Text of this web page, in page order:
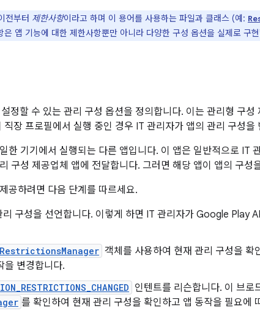
전부터 제한사항이라고 하며 이 용어를 사용하는 파일과 클래스 (예:
은 앱 기능에 대한 제한사항뿐만 아니라 다양한 구성 옵션을 실제로 구
정할 수 있는 관리 구성 옵션을 정의합니다. 이는 관리형 구성
장 프로필에서 실행 중인 경우 IT 관리자가 앱의 관리 구성을
한 기기에서 실행되는 다른 앱입니다. 이 앱은 일반적으로 IT
구성 제공업체 앱에 전달합니다. 그러면 해당 앱이 앱의 구성
공하려면 다음 단계를 따르세요.
구성을 선언합니다. 이렇게 하면 IT 관리자가 Google Play
RestrictionsManager 객체를 사용하여 현재 관리 구성을 확
을 변경합니다.
인텐트를 리슨합니다. 이 브로
를 확인하여 현재 관리 구성을 확인하고 앱 동작을 필요에